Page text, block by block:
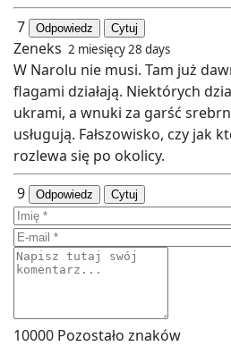
7
Odpowiedz Cytuj
Zeneks 2 miesięcy 28 days
W Narolu nie musi. Tam już
flagami działają. Niektórych
ukrami, a wnuki za garść
usługują. Fałszowisko, czy jak
rozlewa się po okolicy.
9
Odpowiedz Cytuj
10000 Pozostało znaków